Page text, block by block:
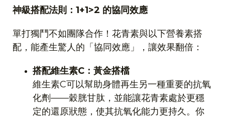
神級搭配法則： 1+1>2 的協同效應
單打獨鬥不如團隊合作！花青素與以下營養素搭
配，能產生驚人的「協同效應」，讓效果翻倍：
搭配維生素C ：黃金搭檔
維生素C可以幫助身體再生另一種重要的抗氧
化劑——穀胱甘肽，並能讓花青素處於更穩
定的還原狀態，使其抗氧化能力更持久。你